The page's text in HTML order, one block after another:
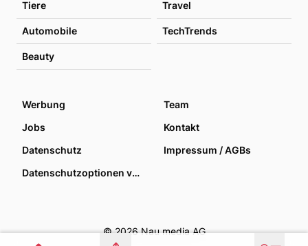
Tiere Travel
Automobile TechTrends
Beauty
Werbung
Team
Jobs
Kontakt
Datenschutz
Impressum / AGBs
Datenschutzoptionen verwalten
© 2026 Nau media AG